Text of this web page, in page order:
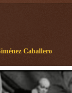
Caballero